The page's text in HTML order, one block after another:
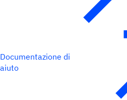
Documentazione di
aiuto